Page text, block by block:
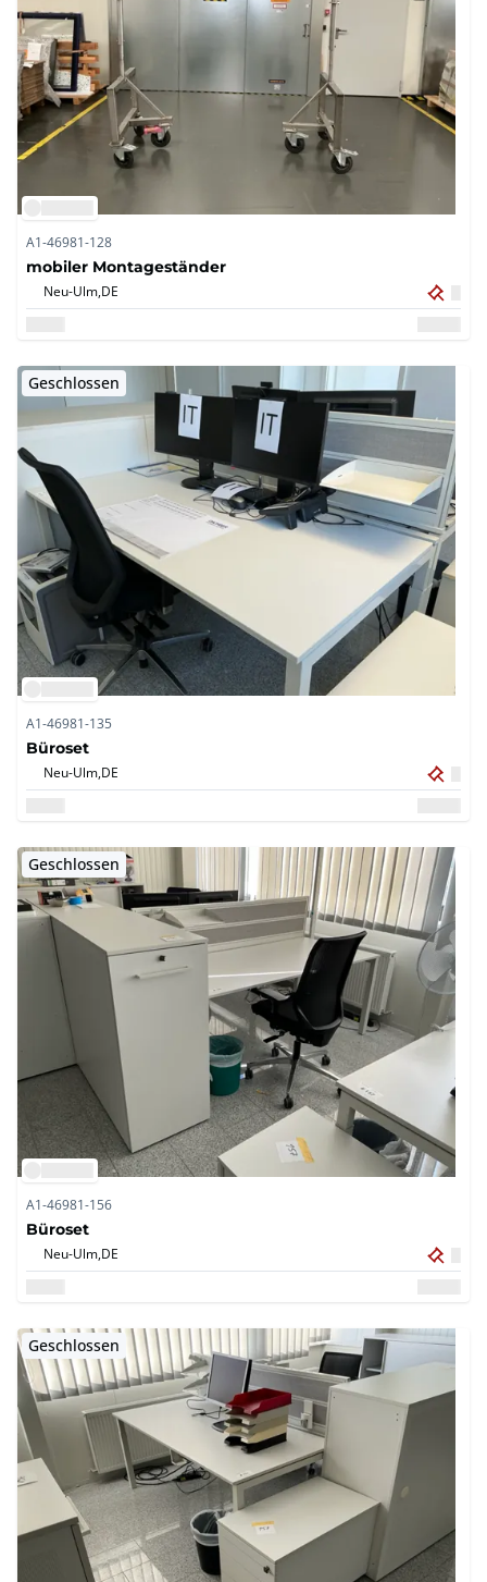
A1-46981-128
mobiler Montageständer
Neu-Ulm,DE
Geschlossen
A1-46981-135
Büroset
Neu-Ulm,DE
Geschlossen
A1-46981-156
Büroset
Neu-Ulm,DE
Geschlossen